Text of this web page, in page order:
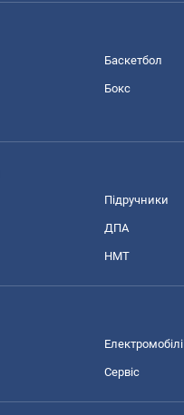
Баскетбол
Бокс
Підручники
ДПА
НМТ
Електромобілі
Сервіс